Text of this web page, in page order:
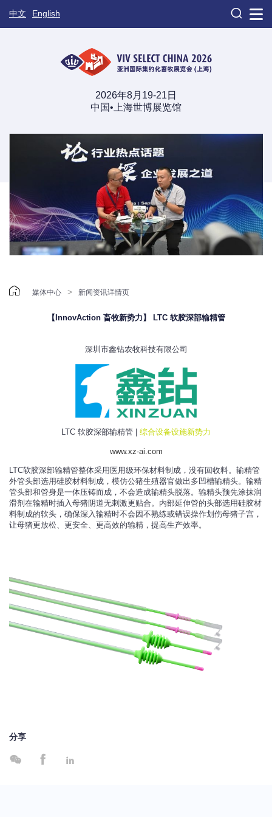
中文 English 
2026年8月19-21日
中国•上海世博展览馆
 媒体中心 > 新闻资讯详情页
【InnovAction 畜牧新势力】 LTC 软胶深部输精管
深圳市鑫钻农牧科技有限公司
LTC 软胶深部输精管 | 综合设备设施新势力
www.xz-ai.com
LTC软胶深部输精管整体采用医用级环保材料制成，没有回收料。输精管
外管头部选用硅胶材料制成，模仿公猪生殖器官做出多凹槽输精头。输精
管头部和管身是一体压铸而成，不会造成输精头脱落。输精头预先涂抹润
滑剂在输精时插入母猪阴道无刺激更贴合。内部延伸管的头部选用硅胶材
料制成的软头，确保深入输精时不会因不熟练或错误操作划伤母猪子宫，
让母猪更放松、更安全、更高效的输精，提高生产效率。
分享
  